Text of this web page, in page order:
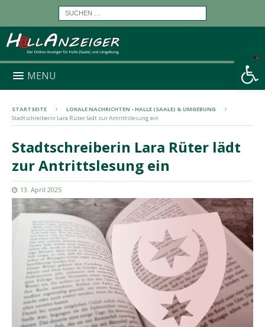
Werkzeugleiste öffnen
MENU
STARTSEITE
LOKALE NACHRICHTEN - HALLE (SAALE) & UMGEBUNG
Stadtschreiberin Lara Rüter lädt zur Antrittslesung ein
Stadtschreiberin Lara Rüter lädt
zur Antrittslesung ein
13. April 2025